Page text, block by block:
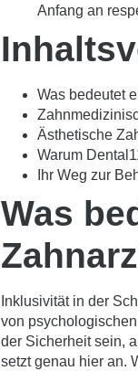
Anfang an
Was bedeutet
Ästhetische
Warum
Ihr Weg zur
Was
Inklusivität in der
von
der Sicherheit sein,
setzt genau hier an.